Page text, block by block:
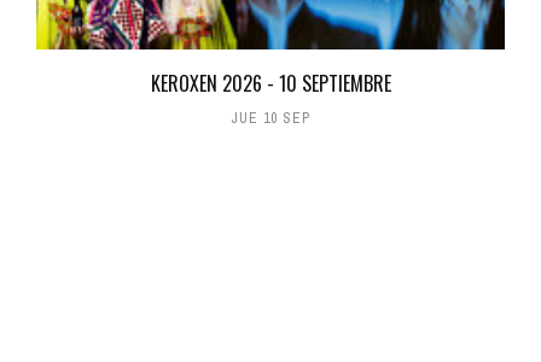
KEROXEN 2026 - 10 SEPTIEMBRE
JUE 10 SEP